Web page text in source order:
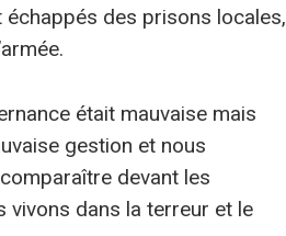
des prisons locales,
était mauvaise mais
gestion et nous
devant les
vivons dans la terreur et le